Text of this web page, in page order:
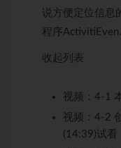
说方便定位信息
程序
收起列表
视频： 4-1
视频： 4-2
(14:39)试看